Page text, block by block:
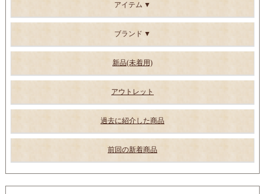
アイテム
ブランド
新品(未着用)
アウトレット
過去に紹介した商品
前回の新着商品